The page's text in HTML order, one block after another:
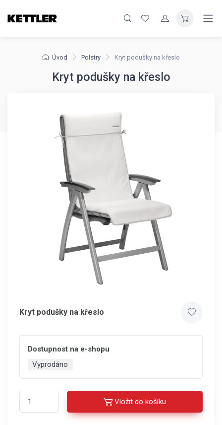
Úvod Polstry Kryt podušky na křeslo
Kryt podušky na křeslo
Kryt podušky na křeslo
Dostupnost na e-shopu
Vyprodáno
Vložit do košíku